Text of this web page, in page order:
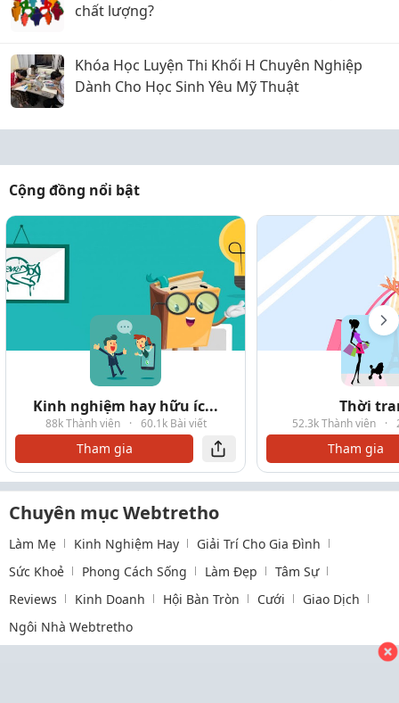
chất lượng?
Khóa Học Luyện Thi Khối H Chuyên Nghiệp
Dành Cho Học Sinh Yêu Mỹ Thuật
Cộng đồng nổi bật
Kinh nghiệm hay hữu íc...
88k Thành viên · 60.1k Bài viết
Tham gia
Thời
52.3k Thành viên ·
Tham gia
Chuyên mục Webtretho
Làm Mẹ Kinh Nghiệm Hay
Giải Trí Cho Gia Đình
Sức Khoẻ
Phong Cách Sống Làm Đẹp
Tâm Sự
Reviews
Kinh Doanh Hội Bàn Tròn Cưới
Giao Dịch
Ngôi Nhà Webtretho